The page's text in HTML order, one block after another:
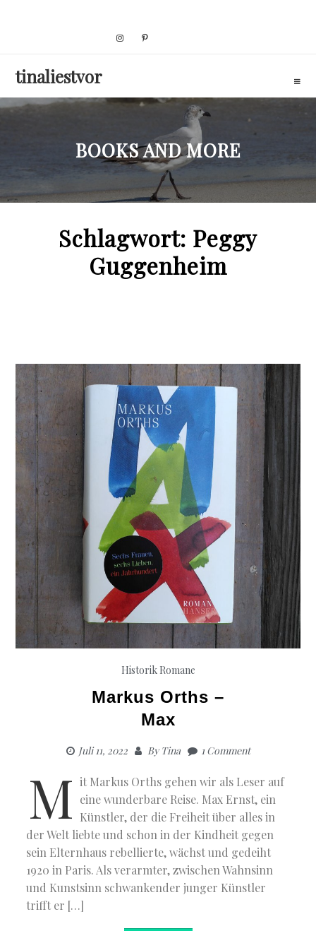
tinaliestvor
BOOKS AND MORE
Schlagwort: Peggy
Guggenheim
Historik Romane
Markus Orths –
Max
Juli 11, 2022 ByTina 1 Comment
M it Markus Orths gehen wir als Leser auf
eine wunderbare Reise. Max Ernst, ein
Künstler, der die Freiheit über alles in
der Welt liebte und schon in der Kindheit gegen
sein Elternhaus rebellierte, wächst und gedeiht
1920 in Paris. Als verarmter, zwischen Wahnsinn
und Kunstsinn schwankender junger Künstler
trifft er […]